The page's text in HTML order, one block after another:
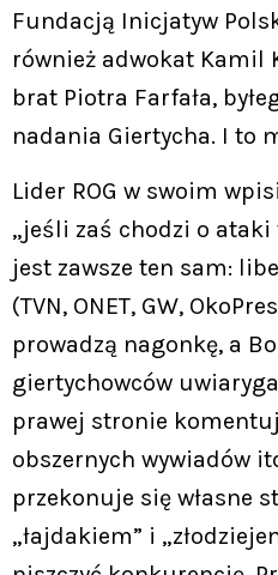
Fundacją Inicjatyw
również adwokat Kamil
brat Piotra Farfała,
nadania Giertycha. I to
Lider ROG w swoim
„jeśli zaś chodzi o
jest zawsze ten sam:
(TVN, ONET, GW,
prowadzą nagonkę, a
giertychowców
prawej stronie
obszernych wywiadów
przekonuje się własne
„łajdakiem” i